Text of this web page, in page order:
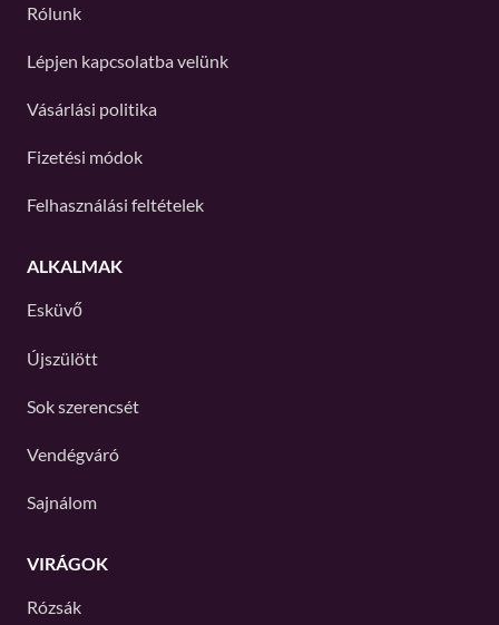
Rólunk
Lépjen kapcsolatba velünk
Vásárlási politika
Fizetési módok
Felhasználási feltételek
ALKALMAK
Esküvő
Újszülött
Sok szerencsét
Vendégváró
Sajnálom
VIRÁGOK
Rózsák